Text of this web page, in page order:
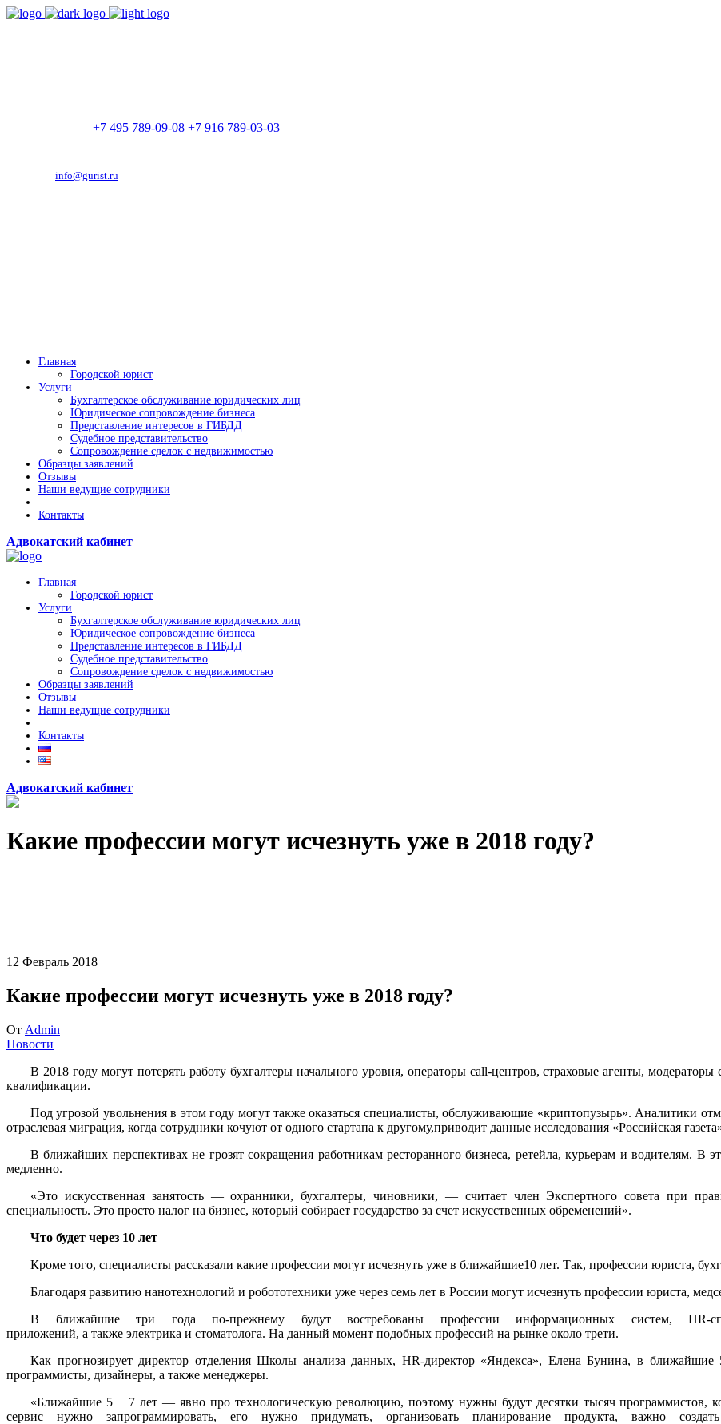
+7 495 789-09-08 +7 916 789-03-03
info@gurist.ru
Главная
Городской юрист
Услуги
Бухгалтерское обслуживание юридических лиц
Юридическое сопровождение бизнеса
Представление интересов в ГИБДД
Судебное представительство
Сопровождение сделок с недвижимостью
Образцы заявлений
Отзывы
Наши ведущие сотрудники
Контакты
Адвокатский кабинет
Главная
Городской юрист
Услуги
Бухгалтерское обслуживание юридических лиц
Юридическое сопровождение бизнеса
Представление интересов в ГИБДД
Судебное представительство
Сопровождение сделок с недвижимостью
Образцы заявлений
Отзывы
Наши ведущие сотрудники
Контакты
Адвокатский кабинет
Какие профессии могут исчезнуть уже в 2018 году?
12 Февраль 2018
Какие профессии могут исчезнуть уже в 2018 году?
От Admin
Новости
В 2018 году могут потерять работу бухгалтеры начального уровня, операторы call-центров, страховые агенты,
квалификации.
Под угрозой увольнения в этом году могут также оказаться специалисты, обслуживающие «криптопузырь». Аналитики
отраслевая миграция, когда сотрудники кочуют от одного стартапа к другому,приводит данные исследования «Российская
В ближайших перспективах не грозят сокращения работникам ресторанного бизнеса, ретейла, курьерам и водителям. В
медленно.
«Это искусственная занятость — охранники, бухгалтеры, чиновники, — считает член Экспертного совета при
специальность. Это просто налог на бизнес, который собирает государство за счет искусственных обременений».
Что будет через 10 лет
Кроме того, специалисты рассказали какие профессии могут исчезнуть уже в ближайшие10 лет. Так, профессии юриста,
Благодаря развитию нанотехнологий и робототехники уже через семь лет в России могут исчезнуть профессии юриста,
В ближайшие три года по-прежнему будут востребованы профессии информационных систем, HR-
приложений, а также электрика и стоматолога. На данный момент подобных профессий на рынке около трети.
Как прогнозирует директор отделения Школы анализа данных, HR-директор «Яндекса», Елена Бунина, в
программисты, дизайнеры, а также менеджеры.
«Ближайшие 5 − 7 лет — явно про технологическую революцию, поэтому нужны будут десятки тысяч программистов,
сервис нужно запрограммировать, его нужно придумать, организовать планирование продукта, важно